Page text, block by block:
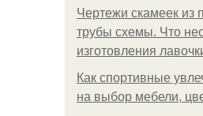
Чертежи скамеек из
трубы схемы. Что
изготовления
Как спортивные
на выбор мебели,